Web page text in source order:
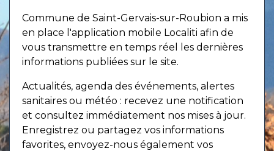
Commune de Saint-Gervais-sur-Roubion a mis
en place l'application mobile Localiti afin de
vous transmettre en temps réel les dernières
informations publiées sur le site.
Actualités, agenda des événements, alertes
sanitaires ou météo : recevez une notification
et consultez immédiatement nos mises à jour.
Enregistrez ou partagez vos informations
favorites, envoyez-nous également vos